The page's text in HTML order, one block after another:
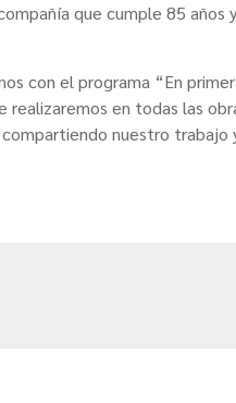
que cumple 85 años
con el programa “En
realizaremos en todas las
nuestro trabajo